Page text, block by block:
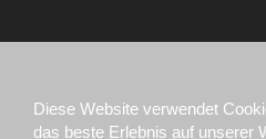
Diese Website verwendet
das beste Erlebnis auf unserer
MY RSEAT
Bestellhistorie